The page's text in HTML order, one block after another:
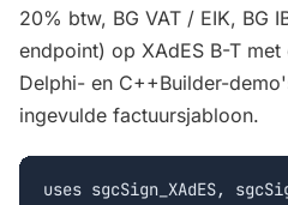
20% btw, BG VAT / EIK, BG
endpoint) op XAdES B-T
Delphi- en C++Builder-
ingevulde factuursjabloon.
uses sgcSign_XAdES,